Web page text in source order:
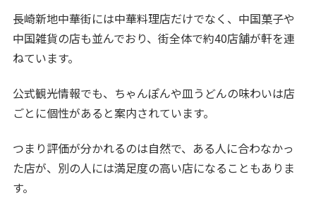
長崎新地中華街には中華料理店だけでなく、中国菓子や
中国雑貨の店も並んでおり、街全体で約40店舗が軒を連
ねています。
公式観光情報でも、ちゃんぽんや皿うどんの味わいは店
ごとに個性があると案内されています。
つまり評価が分かれるのは自然で、ある人に合わなかっ
た店が、別の人には満足度の高い店になることもありま
す。